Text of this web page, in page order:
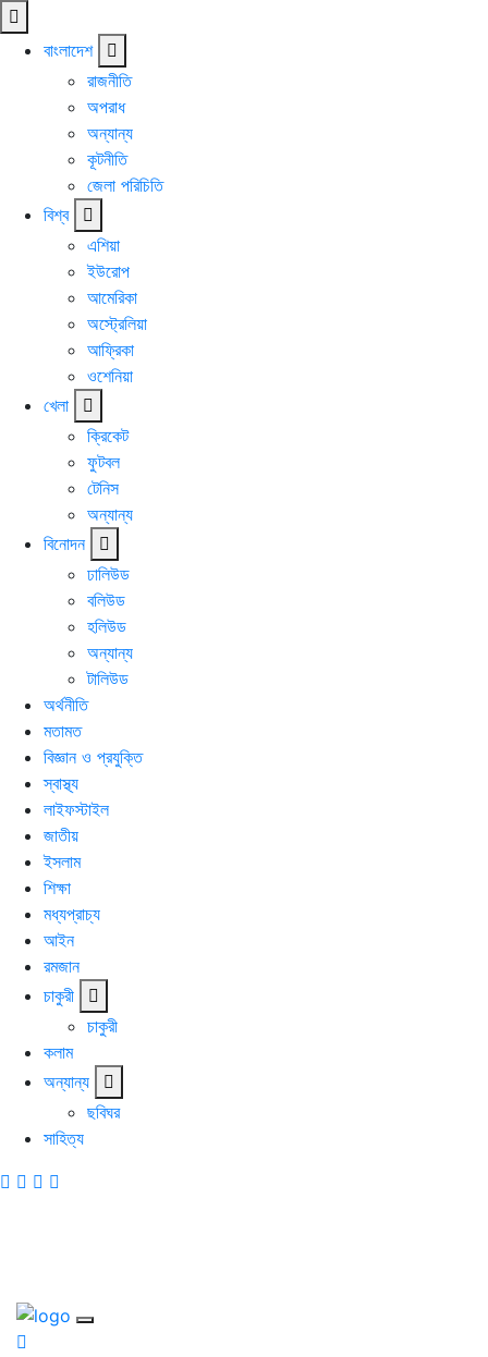
বাংলাদেশ
রাজনীতি
অপরাধ
অন্যান্য
কূটনীতি
জেলা পরিচিতি
বিশ্ব
এশিয়া
ইউরোপ
আমেরিকা
অস্ট্রেলিয়া
আফ্রিকা
ওশেনিয়া
খেলা
ক্রিকেট
ফুটবল
টেনিস
অন্যান্য
বিনোদন
ঢালিউড
বলিউড
হলিউড
অন্যান্য
টালিউড
অর্থনীতি
মতামত
বিজ্ঞান ও প্রযুক্তি
স্বাস্থ্য
লাইফস্টাইল
জাতীয়
ইসলাম
শিক্ষা
মধ্যপ্রাচ্য
আইন
রমজান
চাকুরী
চাকুরী
কলাম
অন্যান্য
ছবিঘর
সাহিত্য